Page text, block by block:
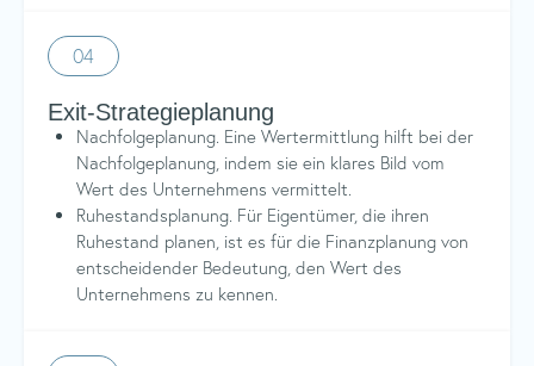
Exit-Strategieplanung
Nachfolgeplanung. Eine Wertermittlung hilft bei der
Nachfolgeplanung, indem sie ein klares Bild vom
Wert des Unternehmens vermittelt.
Ruhestandsplanung. Für Eigentümer, die ihren
Ruhestand planen, ist es für die Finanzplanung von
entscheidender Bedeutung, den Wert des
Unternehmens zu kennen.
04